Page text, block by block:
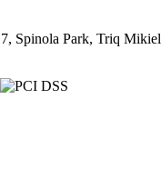
Spinola Park, Triq Mikiel